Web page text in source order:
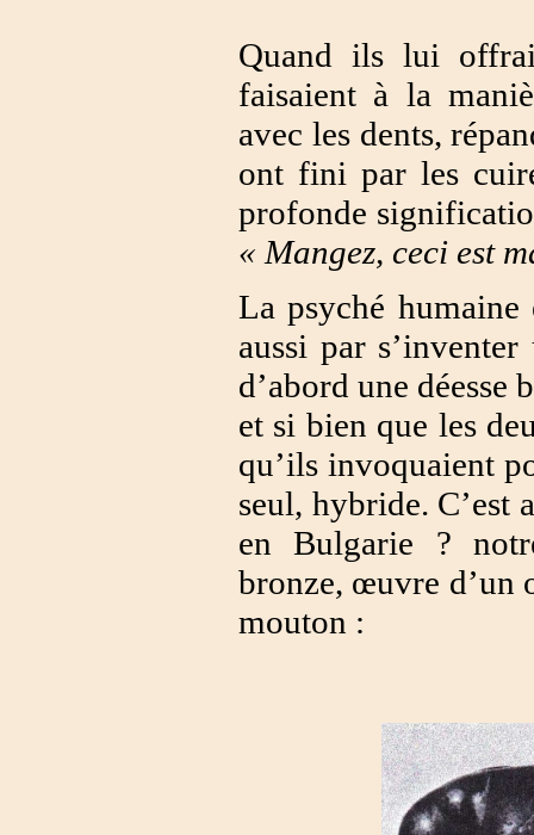
Quand ils lui
faisaient à la
avec les dents,
ont fini par les
profonde
« Mangez, ceci est
La psyché
aussi par
d’abord une déesse
et si bien que les
qu’ils invoquaient
seul, hybride. C’est
en Bulgarie ?
bronze, œuvre d’un
mouton :